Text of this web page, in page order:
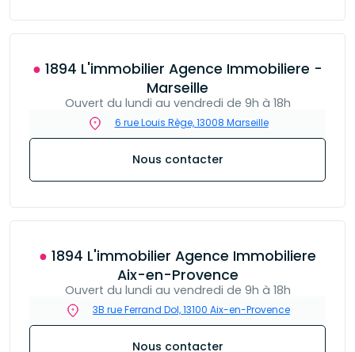
● 1894 L'immobilier Agence Immobiliere -
Marseille
Ouvert du lundi au vendredi de 9h à 18h
6 rue Louis Rège, 13008 Marseille
Nous contacter
● 1894 L'immobilier Agence Immobiliere
Aix-en-Provence
Ouvert du lundi au vendredi de 9h à 18h
3B rue Ferrand Dol, 13100 Aix-en-Provence
Nous contacter